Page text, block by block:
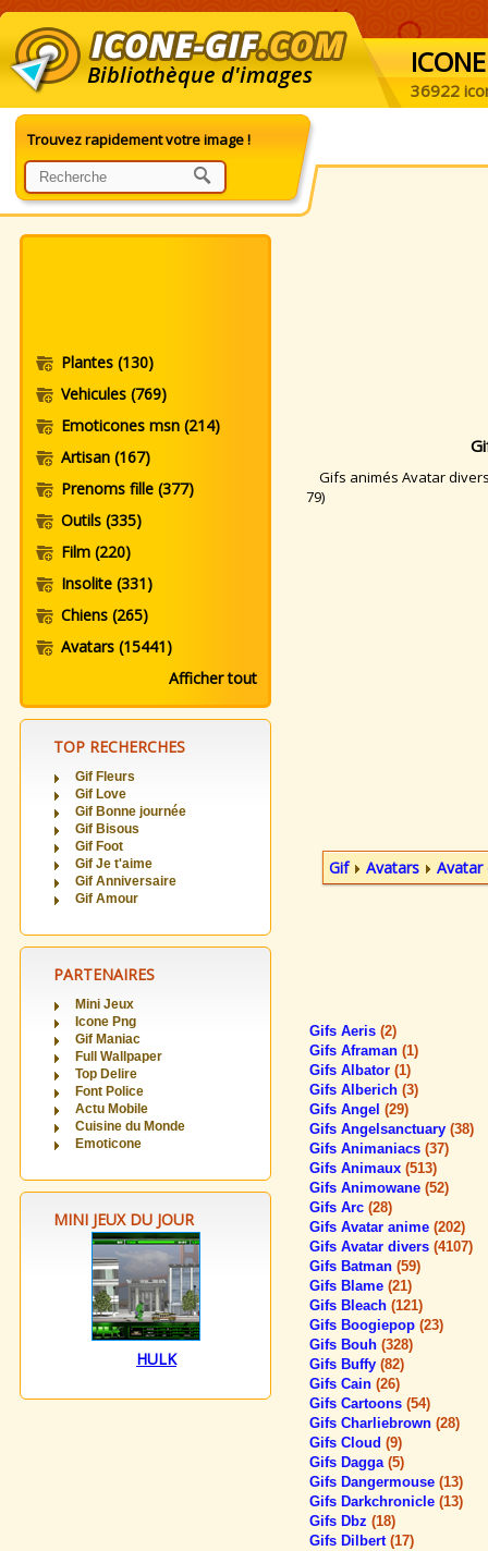
Bibliothèque d'images ICONE
36922
Trouvez rapidement votre image !
Plantes (130)
Vehicules (769)
Emoticones msn (214)
Artisan (167)
Prenoms fille (377)
Outils (335)
Film (220)
Insolite (331)
Chiens (265)
Avatars (15441)
Afficher tout
TOP RECHERCHES
Gif Fleurs
Gif Love
Gif Bonne journée
Gif Bisous
Gif Foot
Gif Je t'aime
Gif Anniversaire
Gif Amour
PARTENAIRES
Mini Jeux
Icone Png
Gif Maniac
Full Wallpaper
Top Delire
Font Police
Actu Mobile
Cuisine du Monde
Emoticone
MINI JEUX DU JOUR
HULK
Gifs animés Avatar
79)
Gif Avatars Avatar
Gifs Aeris (2)
Gifs Aframan (1)
Gifs Albator (1)
Gifs Alberich (3)
Gifs Angel (29)
Gifs Angelsanctuary (38)
Gifs Animaniacs (37)
Gifs Animaux (513)
Gifs Animowane (52)
Gifs Arc (28)
Gifs Avatar anime (202)
Gifs Avatar divers (4107)
Gifs Batman (59)
Gifs Blame (21)
Gifs Bleach (121)
Gifs Boogiepop (23)
Gifs Bouh (328)
Gifs Buffy (82)
Gifs Cain (26)
Gifs Cartoons (54)
Gifs Charliebrown (28)
Gifs Cloud (9)
Gifs Dagga (5)
Gifs Dangermouse (13)
Gifs Darkchronicle (13)
Gifs Dbz (18)
Gifs Dilbert (17)